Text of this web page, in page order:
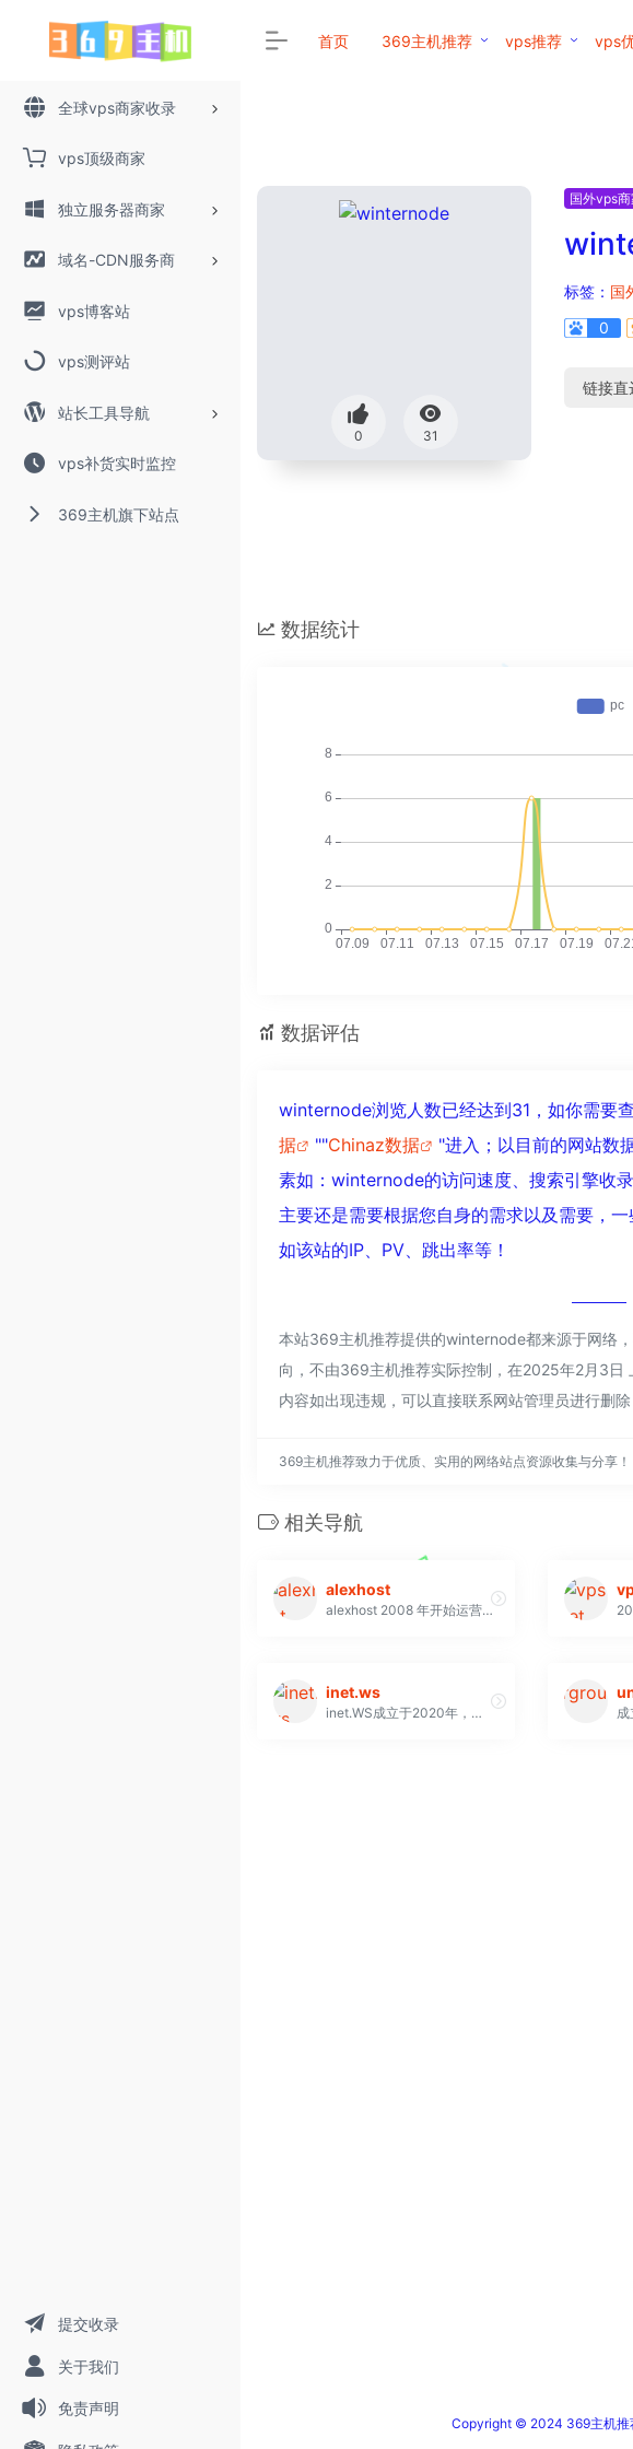
全球vps商家收录
vps顶级商家
独立服务器商家
域名-CDN服务商
vps博客站
vps测评站
站长工具导航
vps补货实时监控
369主机旗下站点
提交收录
关于我们
免责声明
首页 369主机推荐 vps推荐 vps
0 31
国外vps商
标签： 国
0
链接直
数据统计
数据评估
winternode浏览人数已经达到31，如你需要
据
""Chinaz数据
"进入；以目前的网站数
素如：winternode的访问速度、搜索引擎收
主要还是需要根据您自身的需求以及需要，
如该站的IP、PV、跳出率等！
本站369主机推荐提供的winternode都来源于网络
向，不由369主机推荐实际控制，在2025年2月3日
内容如出现违规，可以直接联系网站管理员进行删
369主机推荐致力于优质、实用的网络站点资源收集与分享！
相关导航
alexhost
alexhost 2008 年开始运营，发展迅速。2013 年，公司拥有了自己的数据中心，满足托管公司的所有参数。
inet.ws
inet.WS成立于2020年，主要提供域名注册及VPS主机等产品
Copyright © 2024 369主机推